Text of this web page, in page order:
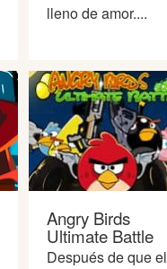
lleno de amor....
Angry Birds
Ultimate Battle
Después de que el